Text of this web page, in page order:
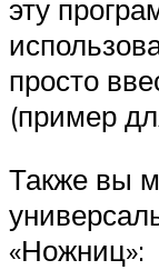
эту
просто
(пример
Также вы
«Ножниц»: